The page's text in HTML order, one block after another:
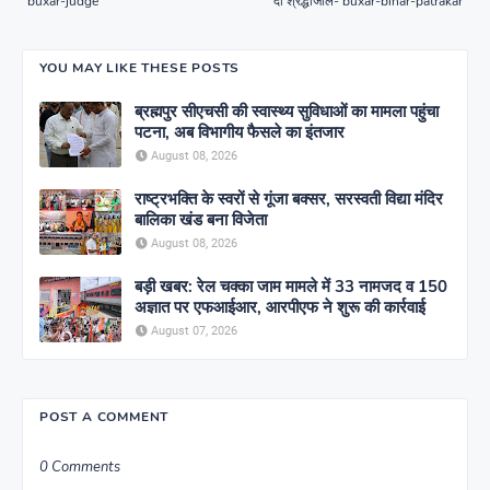
YOU MAY LIKE THESE POSTS
ब्रह्मपुर सीएचसी की स्वास्थ्य सुविधाओं का मामला पहुंचा
पटना, अब विभागीय फैसले का इंतजार
August 08, 2026
राष्ट्रभक्ति के स्वरों से गूंजा बक्सर, सरस्वती विद्या मंदिर
बालिका खंड बना विजेता
August 08, 2026
बड़ी खबर: रेल चक्का जाम मामले में 33 नामजद व 150
अज्ञात पर एफआईआर, आरपीएफ ने शुरू की कार्रवाई
August 07, 2026
POST A COMMENT
0 Comments